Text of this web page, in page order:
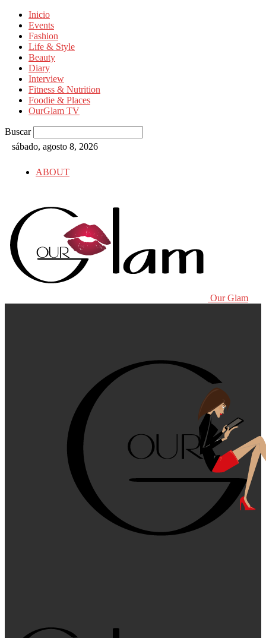
Inicio
Events
Fashion
Life & Style
Beauty
Diary
Interview
Fitness & Nutrition
Foodie & Places
OurGlam TV
Buscar
sábado, agosto 8, 2026
ABOUT
Our Glam